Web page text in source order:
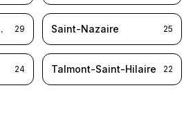
Vie 29 Saint-Nazaire 25
24 Talmont-Saint-Hilaire 22